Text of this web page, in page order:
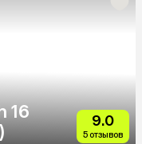
16
9.0
5 отзывов